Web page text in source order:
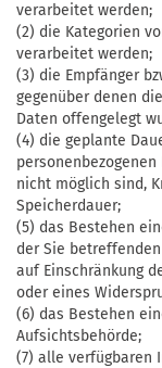
verarbeitet werden;
(2) die Kategorien
verarbeitet werden;
(3) die Empfänger
gegenüber denen
Daten offengelegt
(4) die geplante
nicht möglich sind,
Speicherdauer;
(5) das Bestehen
der Sie
auf Einschränkung
oder eines
(6) das Bestehen
Aufsichtsbehörde;
(7) alle verfügbaren